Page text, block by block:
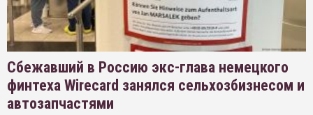
Сбежавший в Россию экс-глава немецкого
финтеха Wirecard занялся сельхозбизнесом и
автозапчастями